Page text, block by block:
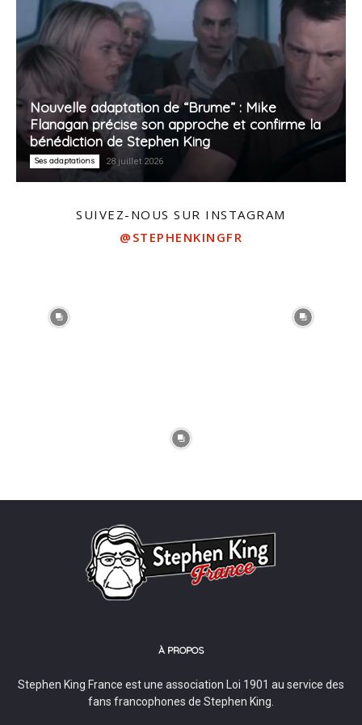
Nouvelle adaptation de “Brume” : Mike
Flanagan précise son approche et confirme la
bénédiction de Stephen King
Ses adaptations 28 juillet 2026
SUIVEZ-NOUS SUR INSTAGRAM
@STEPHENKINGFR
À PROPOS
Stephen King France est une association Loi 1901 au service des
fans francophones de Stephen King.